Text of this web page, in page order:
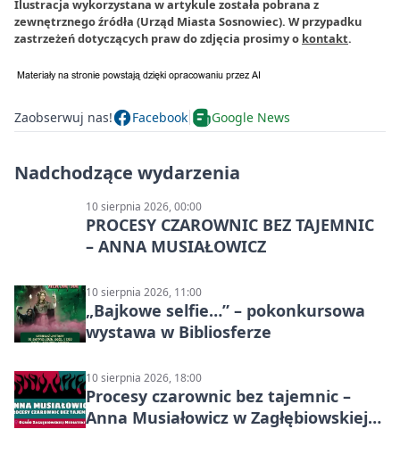
Ilustracja wykorzystana w artykule została pobrana z
zewnętrznego źródła (Urząd Miasta Sosnowiec). W przypadku
zastrzeżeń dotyczących praw do zdjęcia prosimy o kontakt.
Zaobserwuj nas! Facebook Google News
Nadchodzące wydarzenia
10 sierpnia 2026, 00:00
PROCESY CZAROWNIC BEZ TAJEMNIC
– ANNA MUSIAŁOWICZ
10 sierpnia 2026, 11:00
„Bajkowe selfie…” – pokonkursowa
wystawa w Bibliosferze
10 sierpnia 2026, 18:00
Procesy czarownic bez tajemnic –
Anna Musiałowicz w Zagłębiowskiej